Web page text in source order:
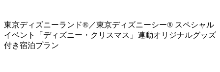
東京ディズニーランド®／東京ディズニーシー® スペシャル
イベント「ディズニー・クリスマス」連動オリジナルグッズ
付き宿泊プラン